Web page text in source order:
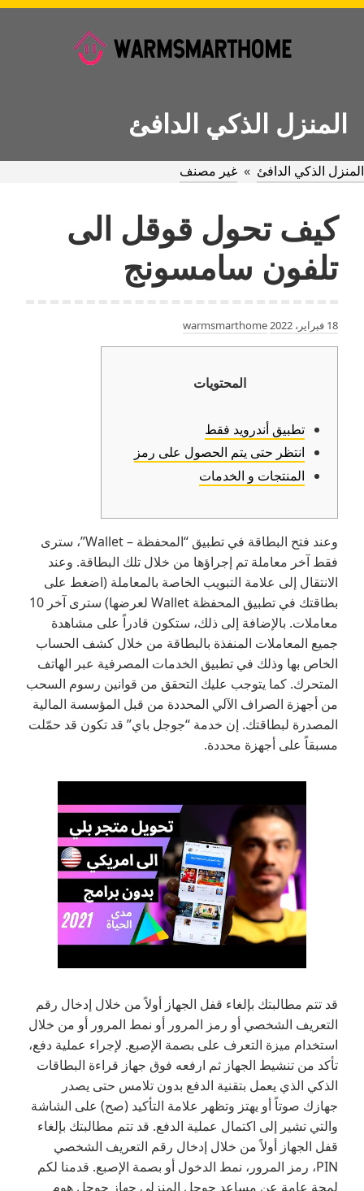
Skip
المنزل الذكي الدافئ
المنزل الذكي الدافئ » غير مصنف
كيف تحول قوقل الى
تلفون سامسونج
18 فبراير، 2022 warmsmarthome
المحتويات
تطبيق أندرويد فقط
انتظر حتى يتم الحصول على رمز
المنتجات و الخدمات
وعند فتح البطاقة في تطبيق “المحفظة – Wallet”، سترى
فقط آخر معاملة تم إجراؤها من خلال تلك البطاقة. وعند
الانتقال إلى علامة التبويب الخاصة بالمعاملة (اضغط على
بطاقتك في تطبيق المحفظة Wallet لعرضها) سترى آخر 10
معاملات. بالإضافة إلى ذلك، ستكون قادراً على مشاهدة
جميع المعاملات المنفذة بالبطاقة من خلال كشف الحساب
الخاص بها وذلك في تطبيق الخدمات المصرفية عبر الهاتف
المتحرك. كما يتوجب عليك التحقق من قوانين رسوم السحب
من أجهزة الصراف الآلي المحددة من قبل المؤسسة المالية
المصدرة لبطاقتك. إن خدمة “جوجل باي” قد تكون قد حمّلت
مسبقاً على أجهزة محددة.
قد تتم مطالبتك بإلغاء قفل الجهاز أولاً من خلال إدخال رقم
التعريف الشخصي أو رمز المرور أو نمط المرور أو من خلال
استخدام ميزة التعرف على بصمة الإصبع. لإجراء عملية دفع،
تأكد من تنشيط الجهاز ثم ارفعه فوق جهاز قراءة البطاقات
الذكي الذي يعمل بتقنية الدفع بدون تلامس حتى يصدر
جهازك صوتاً أو يهتز وتظهر علامة التأكيد (صح) على الشاشة
والتي تشير إلى اكتمال عملية الدفع. قد تتم مطالبتك بإلغاء
قفل الجهاز أولاً من خلال إدخال رقم التعريف الشخصي
PIN، رمز المرور، نمط الدخول أو بصمة الإصبع. قدمنا لكم
لمحة عامة عن مساعد جوجل المنزلي جهاز جوجل هوم